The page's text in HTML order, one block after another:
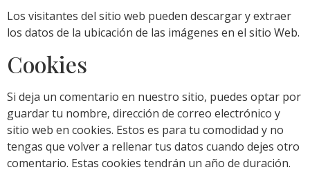
Los visitantes del sitio web pueden descargar y extraer
los datos de la ubicación de las imágenes en el sitio Web.
Cookies
Si deja un comentario en nuestro sitio, puedes optar por
guardar tu nombre, dirección de correo electrónico y
sitio web en cookies. Estos es para tu comodidad y no
tengas que volver a rellenar tus datos cuando dejes otro
comentario. Estas cookies tendrán un año de duración.